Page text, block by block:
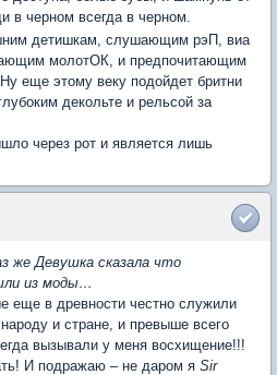
в черном всегда в черном.
детишкам, слушающим рэП, виа
молотОК, и предпочитающим
еще этому веку подойдет бритни
декольте и рельсой за
через рот и является лишь
же Девушка сказала что
из моды…
еще в древности честно служили
и стране, и превыше всего
вызывали у меня восхищение!!!
И подражаю – не даром я Sir